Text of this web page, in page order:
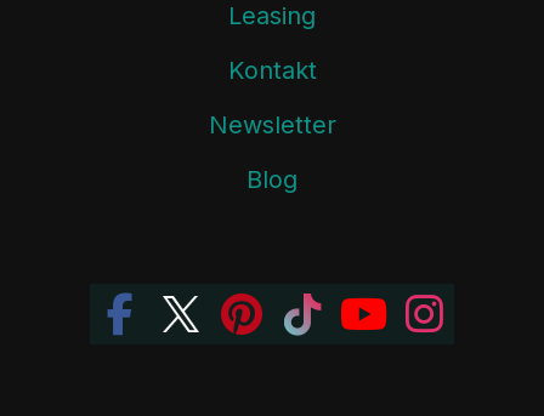
Leasing
Kontakt
Newsletter
Blog